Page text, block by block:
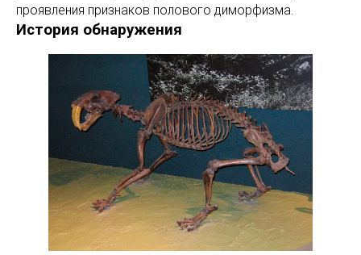
проявления признаков полового диморфизма.
История обнаружения